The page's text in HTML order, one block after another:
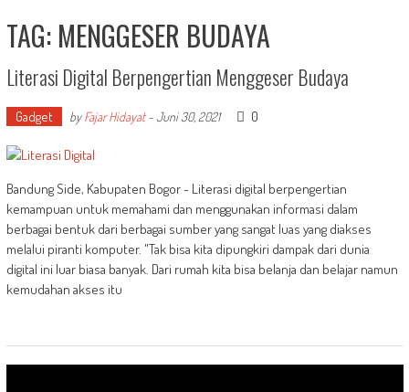
TAG: MENGGESER BUDAYA
Literasi Digital Berpengertian Menggeser Budaya
Gadget byFajar Hidayat-Juni 30, 2021 0
Bandung Side, Kabupaten Bogor - Literasi digital berpengertian
kemampuan untuk memahami dan menggunakan informasi dalam
berbagai bentuk dari berbagai sumber yang sangat luas yang diakses
melalui piranti komputer. "Tak bisa kita dipungkiri dampak dari dunia
digital ini luar biasa banyak. Dari rumah kita bisa belanja dan belajar namun
kemudahan akses itu